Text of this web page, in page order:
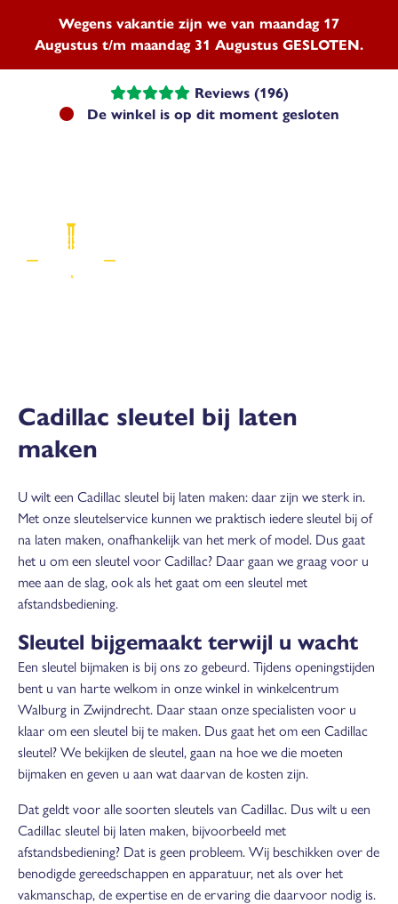
Wegens vakantie zijn we van maandag 17
Augustus t/m maandag 31 Augustus GESLOTEN.
Reviews (196)
De winkel is op dit moment gesloten
Cadillac sleutel bij laten
maken
U wilt een Cadillac sleutel bij laten maken: daar zijn we sterk in.
Met onze sleutelservice kunnen we praktisch iedere sleutel bij of
na laten maken, onafhankelijk van het merk of model. Dus gaat
het u om een sleutel voor Cadillac? Daar gaan we graag voor u
mee aan de slag, ook als het gaat om een sleutel met
afstandsbediening.
Sleutel bijgemaakt terwijl u wacht
Een sleutel bijmaken is bij ons zo gebeurd. Tijdens openingstijden
bent u van harte welkom in onze winkel in winkelcentrum
Walburg in Zwijndrecht. Daar staan onze specialisten voor u
klaar om een sleutel bij te maken. Dus gaat het om een Cadillac
sleutel? We bekijken de sleutel, gaan na hoe we die moeten
bijmaken en geven u aan wat daarvan de kosten zijn.
Dat geldt voor alle soorten sleutels van Cadillac. Dus wilt u een
Cadillac sleutel bij laten maken, bijvoorbeeld met
afstandsbediening? Dat is geen probleem. Wij beschikken over de
benodigde gereedschappen en apparatuur, net als over het
vakmanschap, de expertise en de ervaring die daarvoor nodig is.